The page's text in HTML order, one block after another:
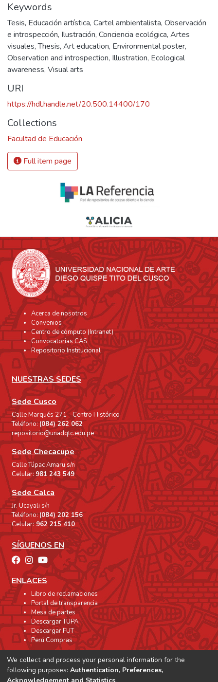
Keywords
Tesis, Educación artística, Cartel ambientalista, Observación
e introspección, Ilustración, Conciencia ecológica, Artes
visuales,Thesis, Art education, Environmental poster,
Observation and introspection, Illustration, Ecological
awareness, Visual arts
URI
https://hdl.handle.net/20.500.14400/170
Collections
Facultad de Educación
Full item page
Acerca de nosotros
Convenios
Centro de cómputo (Intranet)
Convocatorias CAS
Repositorio Institucional
NUESTRAS SEDES
Sede Cusco
Calle Marqués 271 - Centro Histórico
Teléfono:(084) 262 062
repositorio@unadqtc.edu.pe
Sede Checacupe
Calle Túpac Amaru s/n
Celular: 981 243 549
Sede Calca
Jr. Ucayali s/n
Teléfono:(084) 202 156
Celular:962 215 410
SÍGUENOS EN
ENLACES
Libro de reclamaciones
Portal de transparencia
Mesa de partes
Descargar TUPA
Descargar FUT
Perú Compras
We collect and process your personal information for the
following purposes: Authentication, Preferences,